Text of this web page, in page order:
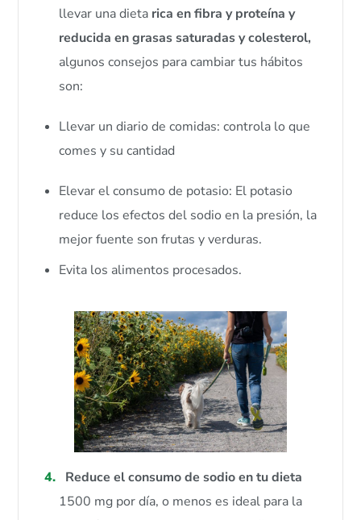
llevar una dieta rica en fibra y proteína y
reducida en grasas saturadas y colesterol,
algunos consejos para cambiar tus hábitos
son:
Llevar un diario de comidas: controla lo que
comes y su cantidad
Elevar el consumo de potasio: El potasio
reduce los efectos del sodio en la presión, la
mejor fuente son frutas y verduras.
Evita los alimentos procesados.
Reduce el consumo de sodio en tu dieta
1500 mg por día, o menos es ideal para la